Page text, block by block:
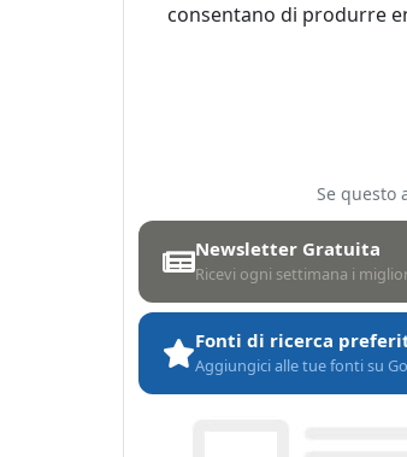
consentano di produrre
Se questo
Newsletter Gratuita
Ricevi ogni settimana i
Fonti di ricerca
Aggiungici alle tue fonti su